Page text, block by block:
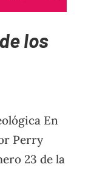
los
En
Perry
23 de la